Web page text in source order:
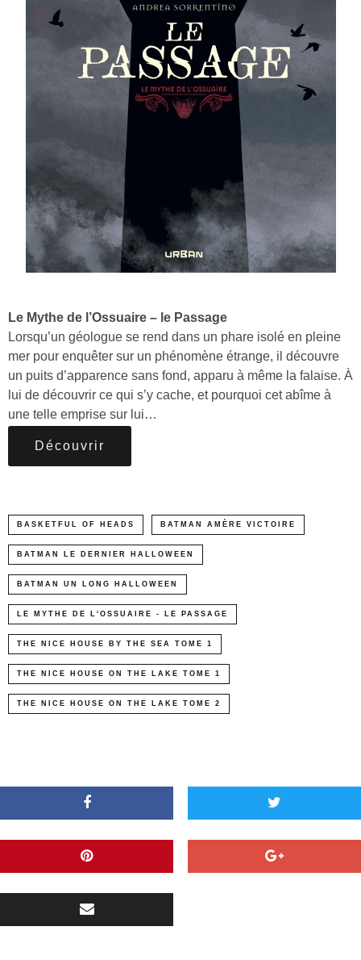
Le Mythe de l’Ossuaire – le Passage
Lorsqu’un géologue se rend dans un phare isolé en pleine
mer pour enquêter sur un phénomène étrange, il découvre
un puits d’apparence sans fond, apparu à même la falaise. À
lui de découvrir ce qui s’y cache, et pourquoi cet abîme à
une telle emprise sur lui…
Découvrir
BASKETFUL OF HEADS BATMAN AMÈRE VICTOIRE
BATMAN LE DERNIER HALLOWEEN
BATMAN UN LONG HALLOWEEN
LE MYTHE DE L'OSSUAIRE - LE PASSAGE
THE NICE HOUSE BY THE SEA TOME 1
THE NICE HOUSE ON THE LAKE TOME 1
THE NICE HOUSE ON THE LAKE TOME 2